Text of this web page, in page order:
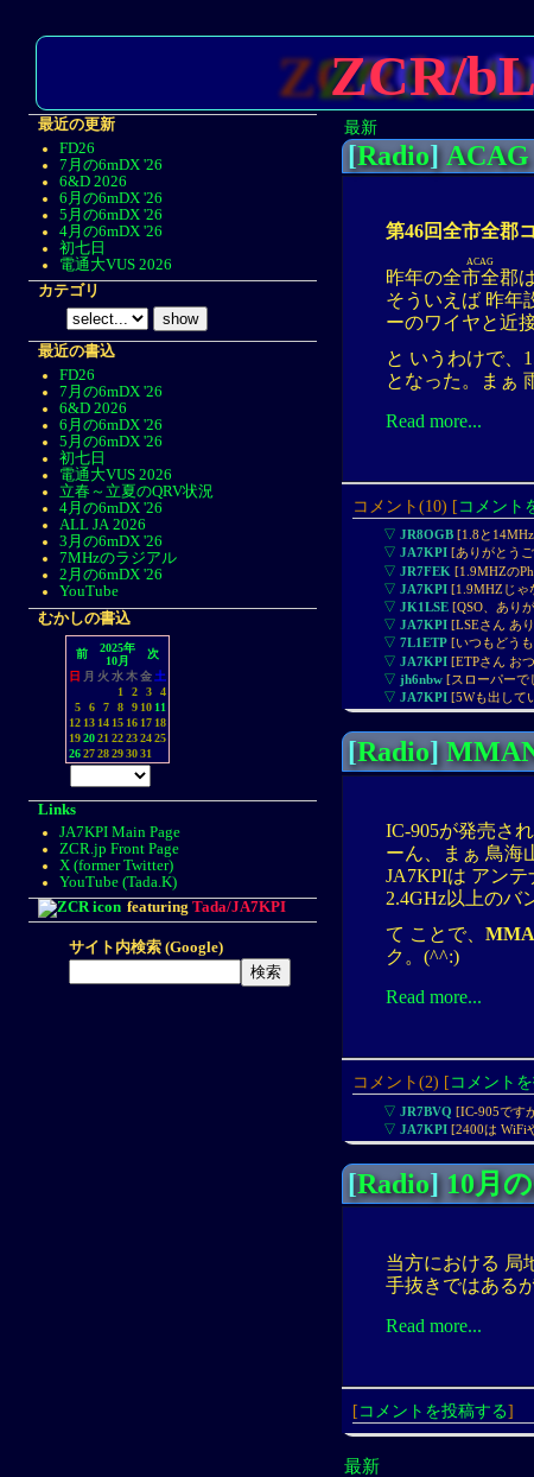
ZCR/
最新
[Radio]ACAG
第46回全市全郡
昨年の全市全郡
ACAG
そういえば 昨年
ーのワイヤと近
と いうわけで、
となった。まぁ
Read more...
コメント(10) [コメント
▽ JR8OGB [1.8と
▽ JA7KPI [ありがとう
▽ JR7FEK [1.9MHZの
▽ JA7KPI [1.9MHZじゃ
▽ JK1LSE [QSO、あり
▽ JA7KPI [LSEさん あ
▽ 7L1ETP [いつもどう
▽ JA7KPI
▽ jh6nbw [スローパーで
▽ JA7KPI
[Radio]
IC-905が発売さ
ーん、まぁ 鳥海
JA7KPIは アン
2.4GHz以上のバ
て ことで、
ク。(^^:)
Read more...
コメント(2) [コメント
▽ JR7BVQ [IC-905です
▽ JA7KPI [2400は WiFi
[Radio]10月
当方における 局
手抜きではある
Read more...
[コメントを投稿する]
最新
最近の更新
FD26
7月の6mDX '26
6&D 2026
6月の6mDX '26
5月の6mDX '26
4月の6mDX '26
初七日
電通大VUS 2026
カテゴリ
最近の書込
FD26
7月の6mDX '26
6&D 2026
6月の6mDX '26
5月の6mDX '26
初七日
電通大VUS 2026
立春～立夏のQRV状況
4月の6mDX '26
ALL JA 2026
3月の6mDX '26
7MHzのラジアル
2月の6mDX '26
YouTube
むかしの書込
前
2025年
10月
次
日
月 火 水 木金 土
1
2 3
4
5
6 7 8 9 10 11
12 13 14 15 16 17 18
192021 22232425
262728293031
Links
JA7KPI Main Page
ZCR.jp Front Page
X (former Twitter)
YouTube (Tada.K)
featuring Tada/JA7KPI
サイト内検索 (Google)